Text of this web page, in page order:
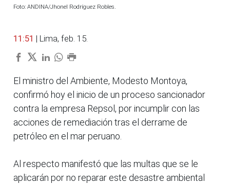
Foto: ANDINA/Jhonel Rodríguez Robles.
11:51 | Lima, feb. 15.
El ministro del Ambiente, Modesto Montoya,
confirmó hoy el inicio de un proceso sancionador
contra la empresa Repsol, por incumplir con las
acciones de remediación tras el derrame de
petróleo en el mar peruano.
Al respecto manifestó que las multas que se le
aplicarán por no reparar este desastre ambiental